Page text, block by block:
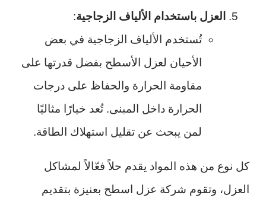
العزل باستخدام الألياف الزجاجية:
تُستخدم الألياف الزجاجية في بعض
الأحيان لعزل الأسطح بفضل قدرتها على
مقاومة الحرارة والحفاظ على درجات
الحرارة داخل المبنى. تُعد خيارًا مثاليًا
لمن يبحث عن تقليل استهلاك الطاقة.
كل نوع من هذه المواد يقدم حلاً فعّالاً لمشاكل
العزل، وتقوم شركة عزل اسطح بعنيزة بتقديم